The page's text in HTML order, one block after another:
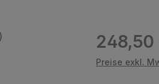
Regulärer
248,50
Preise exkl.